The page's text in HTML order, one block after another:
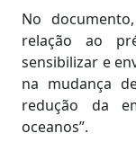
No
relação ao
sensibilizar e
na mudança
redução da
oceanos”.